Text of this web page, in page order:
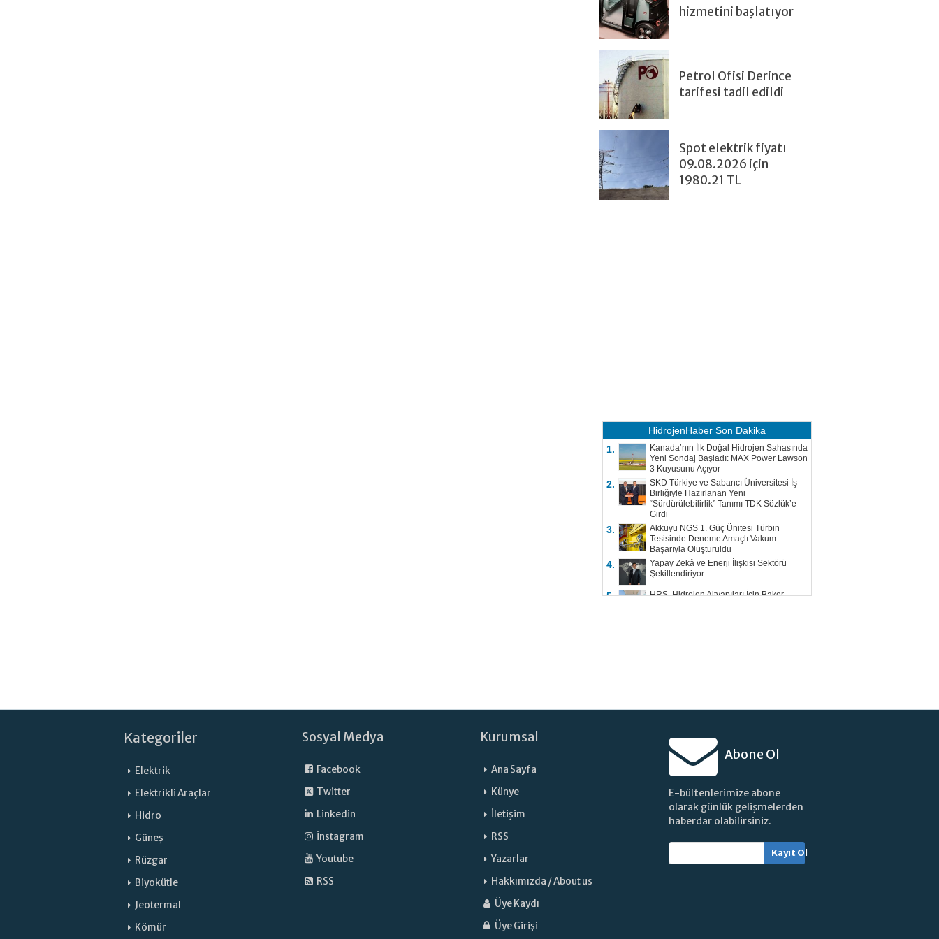
hizmetini başlatıyor
Petrol Ofisi Derince
tarifesi tadil edildi
Spot elektrik fiyatı
09.08.2026 için
1980.21 TL
HidrojenHaber Son Dakika
1.
Kanada’nın İlk Doğal Hidrojen Sahasında
Yeni Sondaj Başladı: MAX Power Lawson
3 Kuyusunu Açıyor
2.
SKD Türkiye ve Sabancı Üniversitesi İş
Birliğiyle Hazırlanan Yeni
“Sürdürülebilirlik” Tanımı TDK Sözlük’e
Girdi
3.
Akkuyu NGS 1. Güç Ünitesi Türbin
Tesisinde Deneme Amaçlı Vakum
Başarıyla Oluşturuldu
4.
Yapay Zekâ ve Enerji İlişkisi Sektörü
Şekillendiriyor
5.
HRS, Hidrojen Altyapıları İçin Baker
Kategoriler
Elektrik
Elektrikli Araçlar
Hidro
Güneş
Rüzgar
Biyokütle
Jeotermal
Kömür
Sosyal Medya
Facebook
Twitter
Linkedin
İnstagram
Youtube
RSS
Kurumsal
Ana Sayfa
Künye
İletişim
RSS
Yazarlar
Hakkımızda / About us
Üye Kaydı
Üye Girişi
Abone Ol
E-bültenlerimize abone
olarak günlük gelişmelerden
haberdar olabilirsiniz.
Kayıt Ol